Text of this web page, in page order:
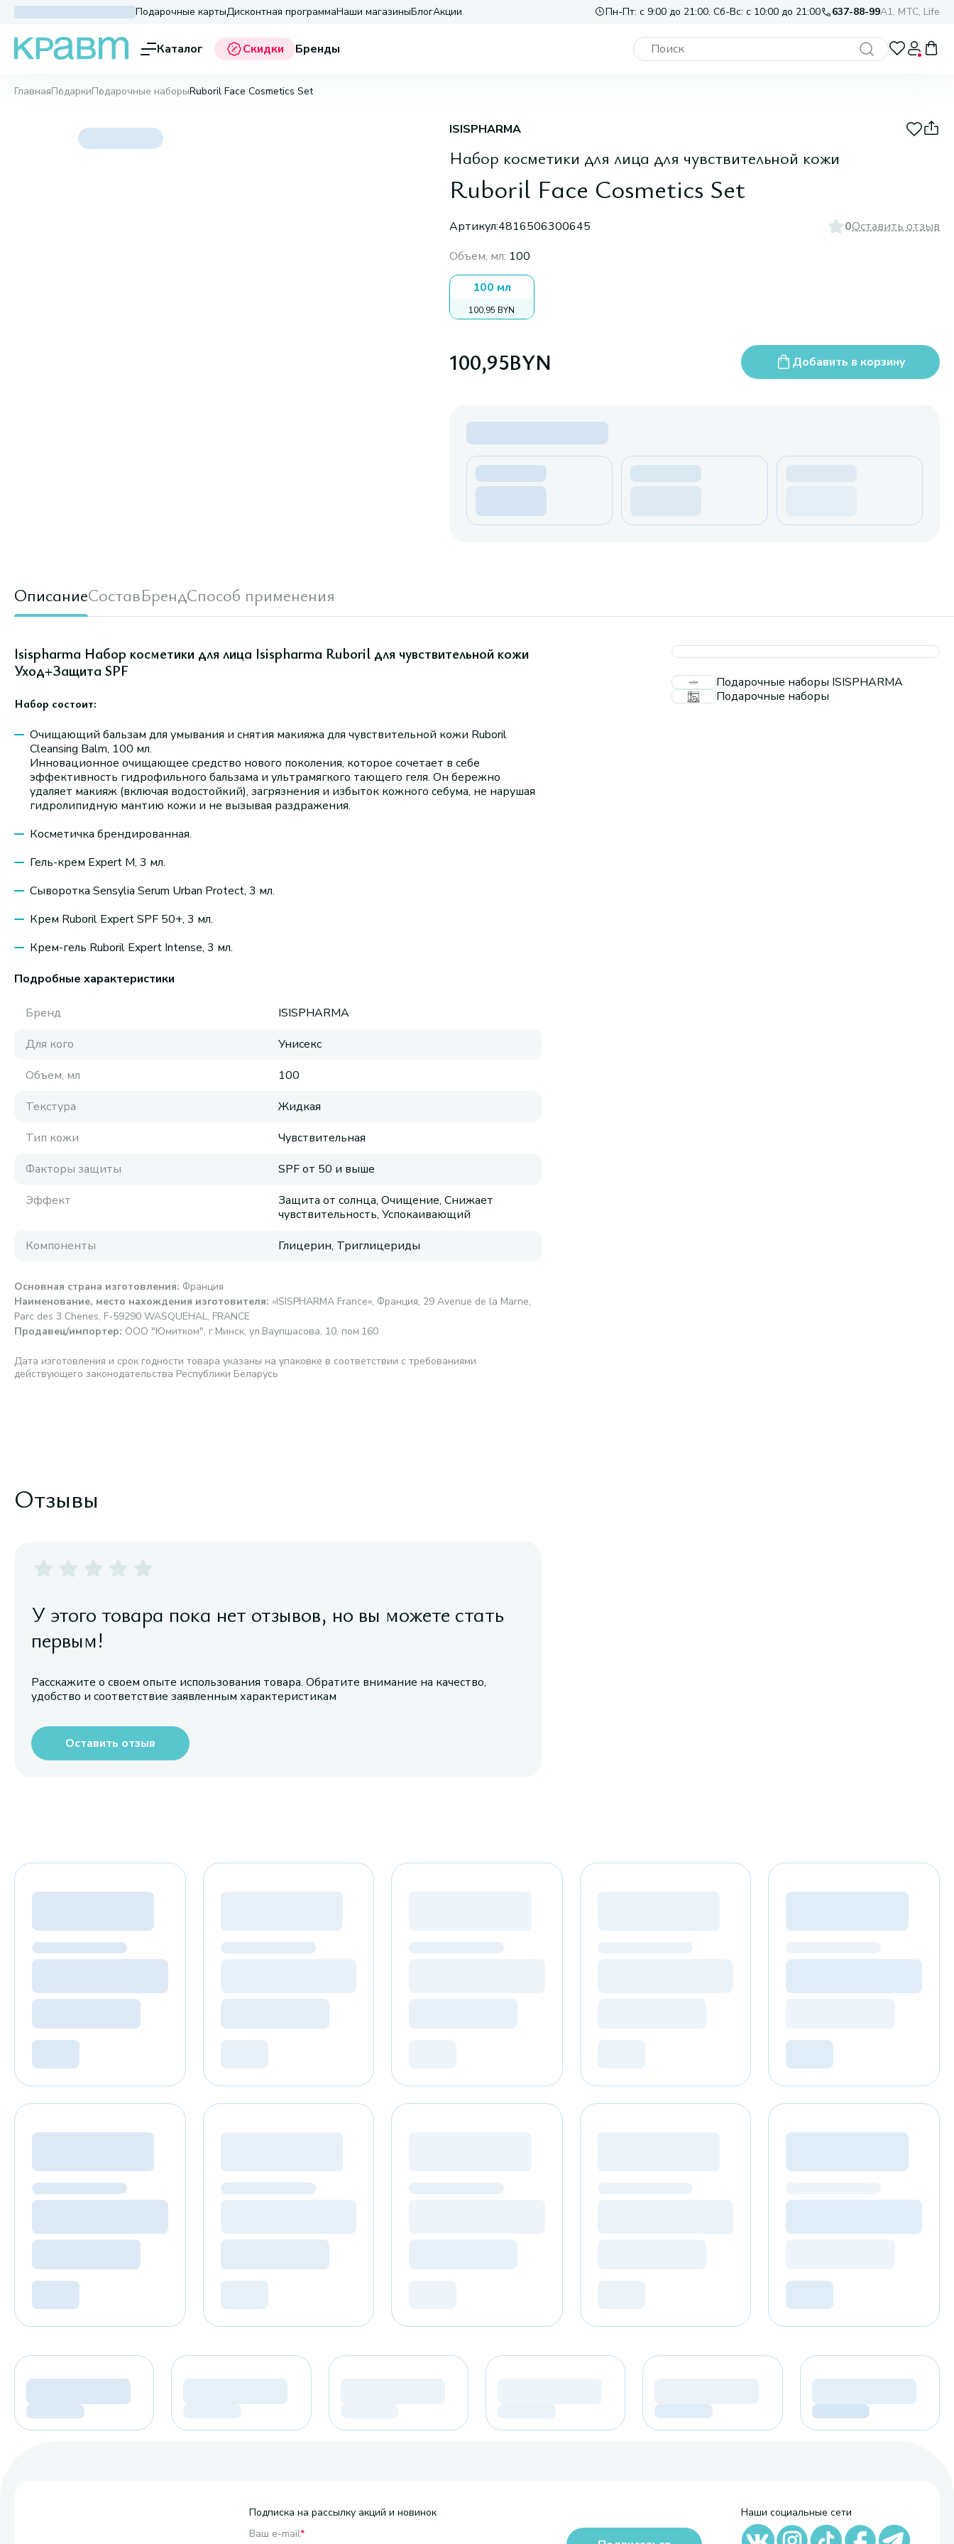
Подарочные картыДисконтная программаНаши магазиныБлогАкции Пн-Пт: с 9:00 до 21:00. Сб-Вс: с 10:00 до 21:00 637-88-99A1, МТС, Life
Каталог Скидки Бренды
ГлавнаяПодаркиПодарочные наборыRuboril Face Cosmetics Set
ISISPHARMA
Набор косметики для лица для чувствительной кожи
Ruboril Face Cosmetics Set
Артикул:4816506300645 0Оставить отзыв
Объем, мл: 100
100 мл
100,95 BYN
100,95BYN Добавить в корзину
ОписаниеСоставБрендСпособ применения
Isispharma Набор косметики для лица Isispharma Ruboril для чувствительной кожи
Уход+Защита SPF
Набор состоит:
Очищающий бальзам для умывания и снятия макияжа для чувствительной кожи Ruboril
Cleansing Balm, 100 мл.
Инновационное очищающее средство нового поколения, которое сочетает в себе
эффективность гидрофильного бальзама и ультрамягкого тающего геля. Он бережно
удаляет макияж (включая водостойкий), загрязнения и избыток кожного себума, не нарушая
гидролипидную мантию кожи и не вызывая раздражения.
Косметичка брендированная.
Гель-крем Expert M, 3 мл.
Сыворотка Sensylia Serum Urban Protect, 3 мл.
Крем Ruboril Expert SPF 50+, 3 мл.
Крем-гель Ruboril Expert Intense, 3 мл.
Подробные характеристики
Бренд
ISISPHARMA
Для кого
Унисекс
Объем, мл
100
Текстура
Жидкая
Тип кожи
Чувствительная
Факторы защиты
SPF от 50 и выше
Эффект
Защита от солнца, Очищение, Снижает
чувствительность, Успокаивающий
Компоненты
Глицерин, Триглицериды
Основная страна изготовления: Франция
Наименование, место нахождения изготовителя: «ISISPHARMA France», Франция, 29 Avenue de la Marne,
Parc des 3 Chenes, F-59290 WASQUEHAL, FRANCE
Продавец/импортер: ООО "Юмитком", г.Минск, ул.Ваупшасова, 10, пом.160
Дата изготовления и срок годности товара указаны на упаковке в соответствии с требованиями
действующего законодательства Республики Беларусь
Подарочные наборы ISISPHARMA
Подарочные наборы
Отзывы
У этого товара пока нет отзывов, но вы можете стать
первым!
Расскажите о своем опыте использования товара. Обратите внимание на качество,
удобство и соответствие заявленным характеристикам
Оставить отзыв
Подписка на рассылку акций и новинок
Ваш e-mail*
Наши социальные сети